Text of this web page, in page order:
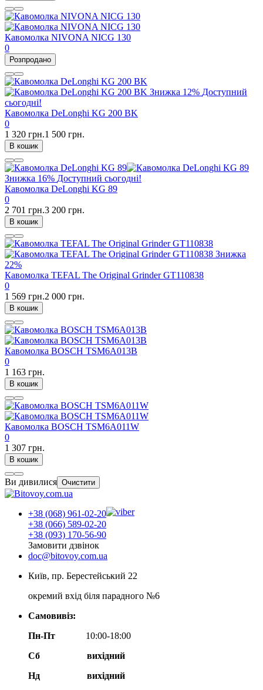
Кавомолка NIVONA NICG 130
0
Розпродано
Знижка 12% Доступний
сьогодні!
Кавомолка DeLonghi KG 200 BK
0
1 320 грн.1 500 грн.
В кошик
Знижка 16% Доступний сьогодні!
Кавомолка DeLonghi KG 89
0
2 701 грн.3 200 грн.
В кошик
Знижка
22%
Кавомолка TEFAL The Original Grinder GT110838
0
1 569 грн.2 000 грн.
В кошик
Кавомолка BOSCH TSM6A013B
0
1 163 грн.
В кошик
Кавомолка BOSCH TSM6A011W
0
1 307 грн.
В кошик
Ви дивилися Очистити
+38 (068) 961-02-20
+38 (066) 589-02-20
+38 (093) 170-56-90
Замовити дзвінок
doc@bitovoy.com.ua
Київ, пр. Берестейський 22
окремий вхід біля парадного №6
Самовивіз:
Пн-Пт
10:00-18:00
Сб
вихідний
Нд
вихідний